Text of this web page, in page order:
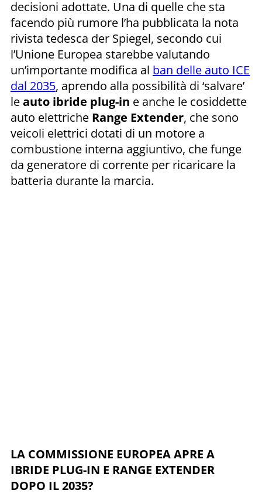
decisioni adottate. Una di quelle che sta
facendo più rumore l’ha pubblicata la nota
rivista tedesca der Spiegel, secondo cui
l’Unione Europea starebbe valutando
un’importante modifica al ban delle auto ICE
dal 2035, aprendo alla possibilità di ‘salvare’
leauto ibride plug-in e anche le cosiddette
auto elettriche Range Extender, che sono
veicoli elettrici dotati di un motore a
combustione interna aggiuntivo, che funge
da generatore di corrente per ricaricare la
batteria durante la marcia.
LA COMMISSIONE EUROPEA APRE A
IBRIDE PLUG-IN E RANGE EXTENDER
DOPO IL 2035?